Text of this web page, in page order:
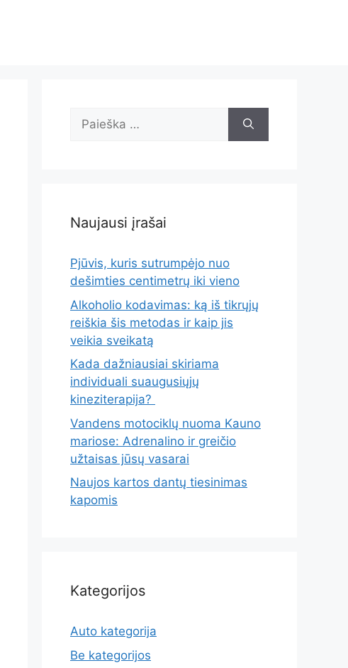
Ieškoti:
Naujausi įrašai
Pjūvis, kuris sutrumpėjo nuo
dešimties centimetrų iki vieno
Alkoholio kodavimas: ką iš tikrųjų
reiškia šis metodas ir kaip jis
veikia sveikatą
Kada dažniausiai skiriama
individuali suaugusiųjų
kineziterapija?
Vandens motociklų nuoma Kauno
mariose: Adrenalino ir greičio
užtaisas jūsų vasarai
Naujos kartos dantų tiesinimas
kapomis
Kategorijos
Auto kategorija
Be kategorijos